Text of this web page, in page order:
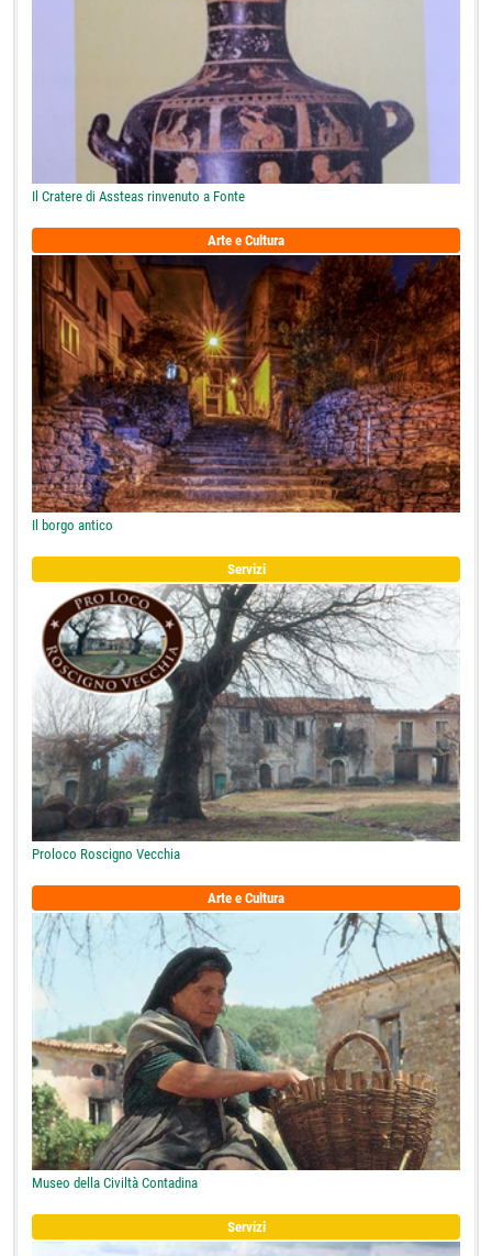
Il Cratere di Assteas rinvenuto a Fonte
Arte e Cultura
Il borgo antico
Servizi
Proloco Roscigno Vecchia
Arte e Cultura
Museo della Civiltà Contadina
Servizi